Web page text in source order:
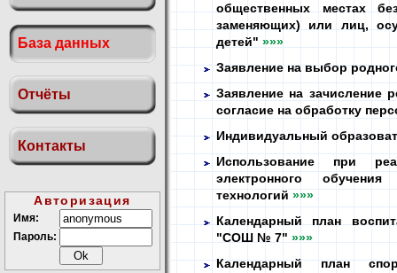
База данных
Отчёты
Контакты
Авторизация
Имя:
Пароль:
общественных местах
заменяющих) или лиц,
детей" »»»
Заявление на выбор
Заявление на зачисление
согласие на обработку
Индивидуальный
Использование при
электронного
технологий »»»
Календарный план
"СОШ № 7" »»»
Календарный план